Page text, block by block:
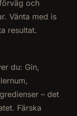
och
Vänta med is
resultat.
du: Gin,
– det
Färska